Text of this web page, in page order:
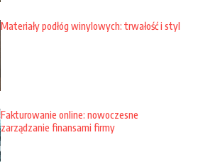
Materiały podłóg winylowych: trwałość i styl
Fakturowanie online: nowoczesne
zarządzanie finansami firmy